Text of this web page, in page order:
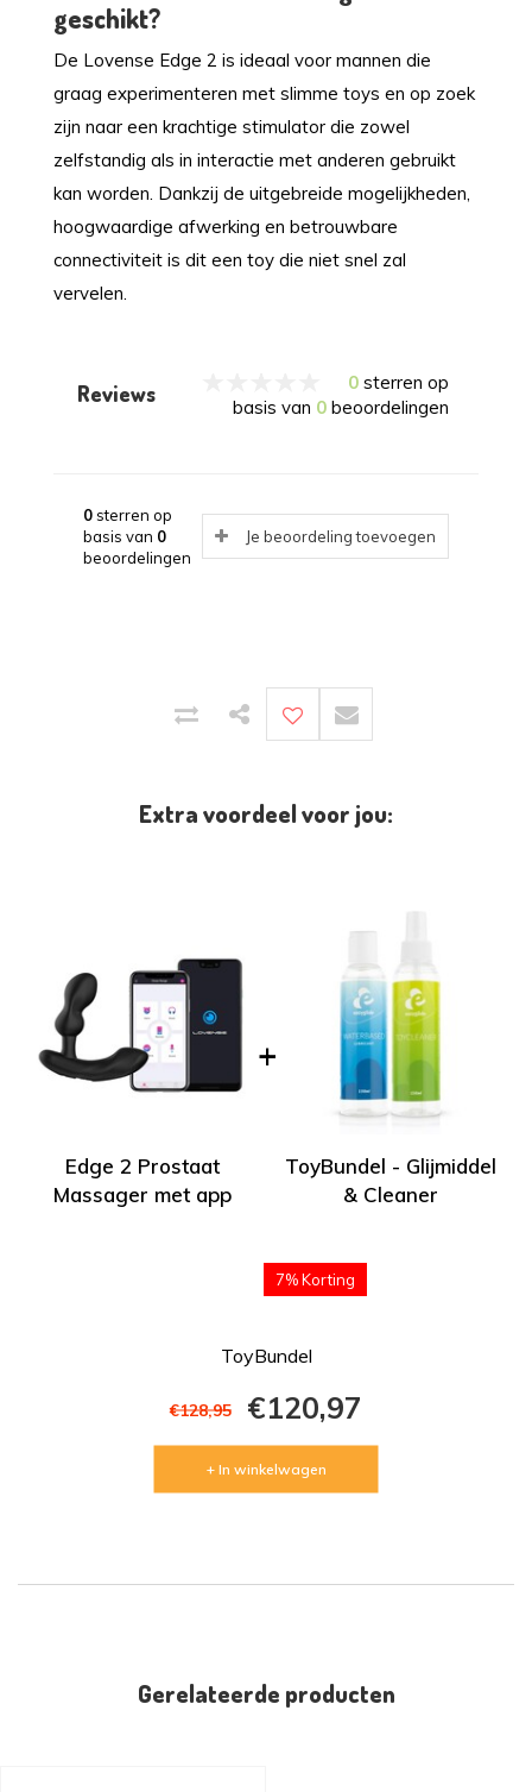
geschikt?
De Lovense Edge 2 is ideaal voor mannen die
graag experimenteren met slimme toys en op zoek
zijn naar een krachtige stimulator die zowel
zelfstandig als in interactie met anderen gebruikt
kan worden. Dankzij de uitgebreide mogelijkheden,
hoogwaardige afwerking en betrouwbare
connectiviteit is dit een toy die niet snel zal
vervelen.
Reviews 0 sterren op
basis van 0 beoordelingen
0sterren op
basis van 0
beoordelingen
Je beoordeling toevoegen
Extra voordeel voor jou:
Edge 2 Prostaat
Massager met app
ToyBundel - Glijmiddel
& Cleaner
7% Korting
ToyBundel
€128,95 €120,97
+ In winkelwagen
Gerelateerde producten